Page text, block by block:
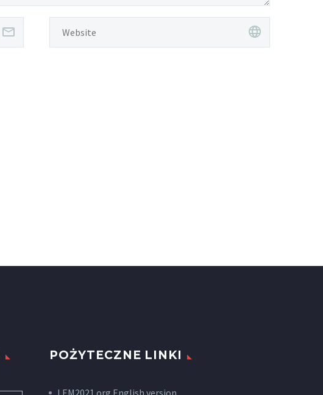
POŻYTECZNE LINKI
LEM2021.org English version